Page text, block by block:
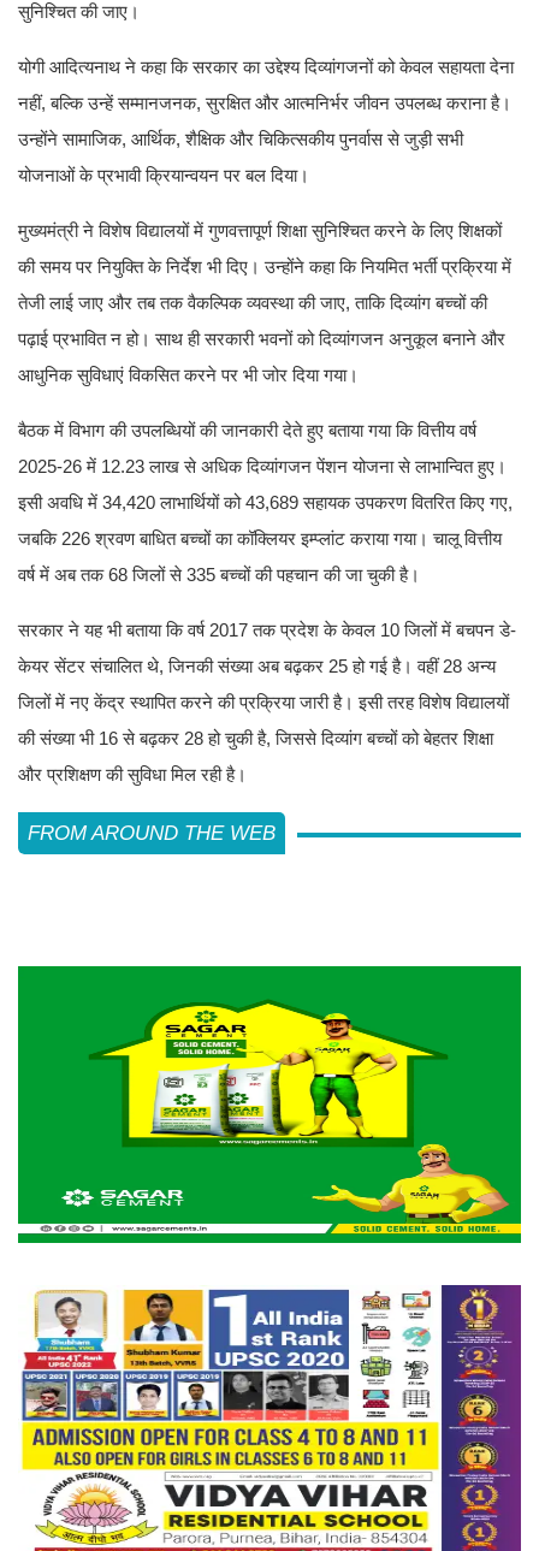
सुनिश्चित की जाए।
योगी आदित्यनाथ ने कहा कि सरकार का उद्देश्य दिव्यांगजनों को केवल सहायता देना
नहीं, बल्कि उन्हें सम्मानजनक, सुरक्षित और आत्मनिर्भर जीवन उपलब्ध कराना है।
उन्होंने सामाजिक, आर्थिक, शैक्षिक और चिकित्सकीय पुनर्वास से जुड़ी सभी
योजनाओं के प्रभावी क्रियान्वयन पर बल दिया।
मुख्यमंत्री ने विशेष विद्यालयों में गुणवत्तापूर्ण शिक्षा सुनिश्चित करने के लिए शिक्षकों
की समय पर नियुक्ति के निर्देश भी दिए। उन्होंने कहा कि नियमित भर्ती प्रक्रिया में
तेजी लाई जाए और तब तक वैकल्पिक व्यवस्था की जाए, ताकि दिव्यांग बच्चों की
पढ़ाई प्रभावित न हो। साथ ही सरकारी भवनों को दिव्यांगजन अनुकूल बनाने और
आधुनिक सुविधाएं विकसित करने पर भी जोर दिया गया।
बैठक में विभाग की उपलब्धियों की जानकारी देते हुए बताया गया कि वित्तीय वर्ष
2025-26 में 12.23 लाख से अधिक दिव्यांगजन पेंशन योजना से लाभान्वित हुए।
इसी अवधि में 34,420 लाभार्थियों को 43,689 सहायक उपकरण वितरित किए गए,
जबकि 226 श्रवण बाधित बच्चों का कॉक्लियर इम्प्लांट कराया गया। चालू वित्तीय
वर्ष में अब तक 68 जिलों से 335 बच्चों की पहचान की जा चुकी है।
सरकार ने यह भी बताया कि वर्ष 2017 तक प्रदेश के केवल 10 जिलों में बचपन डे-
केयर सेंटर संचालित थे, जिनकी संख्या अब बढ़कर 25 हो गई है। वहीं 28 अन्य
जिलों में नए केंद्र स्थापित करने की प्रक्रिया जारी है। इसी तरह विशेष विद्यालयों
की संख्या भी 16 से बढ़कर 28 हो चुकी है, जिससे दिव्यांग बच्चों को बेहतर शिक्षा
और प्रशिक्षण की सुविधा मिल रही है।
FROM AROUND THE WEB